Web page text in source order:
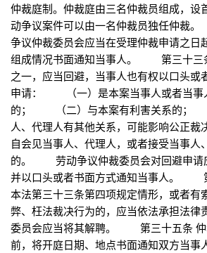
仲裁庭制。仲裁庭由三名仲裁员组成，设
动争议案件可以由一名仲裁员独任仲
争议仲裁委员会应当在受理仲裁申请之日
组成情况书面通知当事人。 第三十三
之一，应当回避，当事人也有权以口头或
申请： （一）是本案当事人或者当事
的； （二）与本案有利害关系的；
人、代理人有其他关系，可能影响公
自会见当事人、代理人，或者接受当事人
的。 劳动争议仲裁委员会对回避申请
并以口头或者书面方式通知当事人。
本法第三十三条第四项规定情形，或者有
弊、枉法裁决行为的，应当依法承担法律
委员会应当将其解聘。 第三十五条 仲
前，将开庭日期、地点书面通知双方当事